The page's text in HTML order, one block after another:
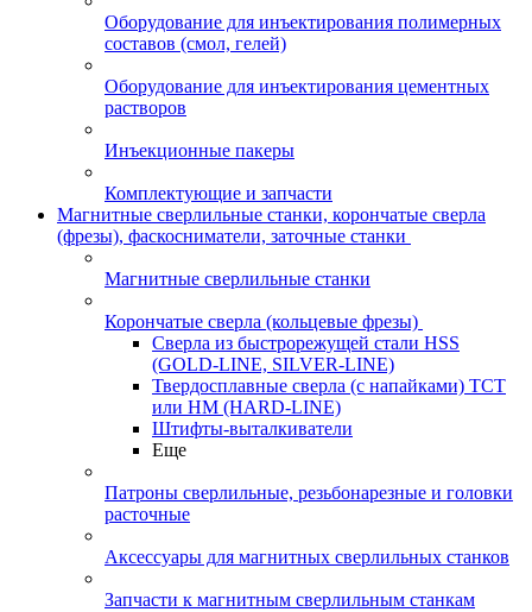
Оборудование для инъектирования полимерных
составов (смол, гелей)
Оборудование для инъектирования цементных
растворов
Инъекционные пакеры
Комплектующие и запчасти
Магнитные сверлильные станки, корончатые сверла
(фрезы), фаскосниматели, заточные станки
Магнитные сверлильные станки
Корончатые сверла (кольцевые фрезы)
Сверла из быстрорежущей стали HSS
(GOLD-LINE, SILVER-LINE)
Твердосплавные сверла (с напайками) ТСТ
или HM (HARD-LINE)
Штифты-выталкиватели
Еще
Патроны сверлильные, резьбонарезные и головки
расточные
Аксессуары для магнитных сверлильных станков
Запчасти к магнитным сверлильным станкам